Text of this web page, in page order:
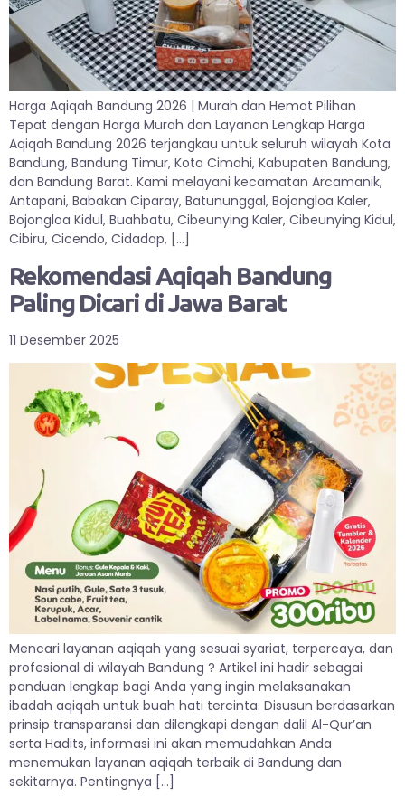
Harga Aqiqah Bandung 2026 | Murah dan Hemat Pilihan
Tepat dengan Harga Murah dan Layanan Lengkap Harga
Aqiqah Bandung 2026 terjangkau untuk seluruh wilayah Kota
Bandung, Bandung Timur, Kota Cimahi, Kabupaten Bandung,
dan Bandung Barat. Kami melayani kecamatan Arcamanik,
Antapani, Babakan Ciparay, Batununggal, Bojongloa Kaler,
Bojongloa Kidul, Buahbatu, Cibeunying Kaler, Cibeunying Kidul,
Cibiru, Cicendo, Cidadap, […]
Rekomendasi Aqiqah Bandung
Paling Dicari di Jawa Barat
11 Desember 2025
Mencari layanan aqiqah yang sesuai syariat, terpercaya, dan
profesional di wilayah Bandung ? Artikel ini hadir sebagai
panduan lengkap bagi Anda yang ingin melaksanakan
ibadah aqiqah untuk buah hati tercinta. Disusun berdasarkan
prinsip transparansi dan dilengkapi dengan dalil Al-Qur’an
serta Hadits, informasi ini akan memudahkan Anda
menemukan layanan aqiqah terbaik di Bandung dan
sekitarnya. Pentingnya […]